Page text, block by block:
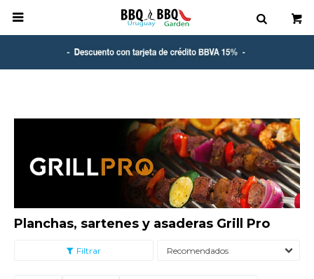

Planchas, sartenes y asaderas Grill Pro
Recomendados